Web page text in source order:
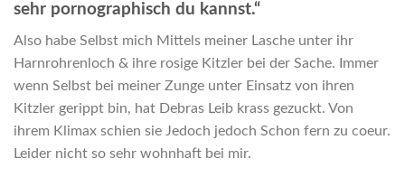
sehr pornographisch du kannst.“
Also habe Selbst mich Mittels meiner Lasche unter ihr
Harnrohrenloch & ihre rosige Kitzler bei der Sache. Immer
wenn Selbst bei meiner Zunge unter Einsatz von ihren
Kitzler gerippt bin, hat Debras Leib krass gezuckt. Von
ihrem Klimax schien sie Jedoch jedoch Schon fern zu coeur.
Leider nicht so sehr wohnhaft bei mir.